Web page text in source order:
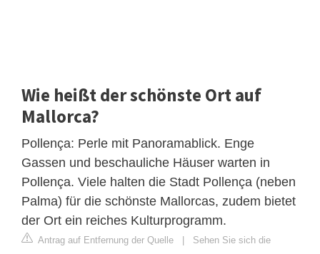
Wie heißt der schönste Ort auf
Mallorca?
Pollença: Perle mit Panoramablick. Enge
Gassen und beschauliche Häuser warten in
Pollença. Viele halten die Stadt Pollença (neben
Palma) für die schönste Mallorcas, zudem bietet
der Ort ein reiches Kulturprogramm.
Antrag auf Entfernung der Quelle | Sehen Sie sich die